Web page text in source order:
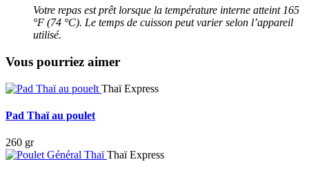
Votre repas est prêt lorsque la température interne atteint 165
°F (74 °C). Le temps de cuisson peut varier selon l’appareil
utilisé.
Vous pourriez aimer
Thaï Express
Pad Thaï au poulet
260 gr
Thaï Express